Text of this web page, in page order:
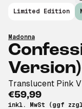
Madonna
Version)
Translucent Pink
€59,99
inkl. MwSt (ggf
Limited Edition